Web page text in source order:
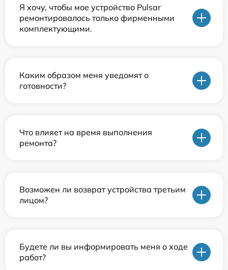
Я хочу, чтобы мое устройство Pulsar
ремонтировалось только фирменными
комплектующими.
Каким образом меня уведомят о
готовности?
Что влияет на время выполнения
ремонта?
Возможен ли возврат устройства третьим
лицом?
Будете ли вы информировать меня о ходе
работ?